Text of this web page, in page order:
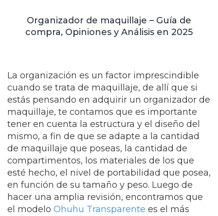
Organizador de maquillaje – Guía de
compra, Opiniones y Análisis en 2025
La organización es un factor imprescindible
cuando se trata de maquillaje, de allí que si
estás pensando en adquirir un organizador de
maquillaje, te contamos que es importante
tener en cuenta la estructura y el diseño del
mismo, a fin de que se adapte a la cantidad
de maquillaje que poseas, la cantidad de
compartimentos, los materiales de los que
esté hecho, el nivel de portabilidad que posea,
en función de su tamaño y peso. Luego de
hacer una amplia revisión, encontramos que
el modelo Ohuhu Transparente es el más